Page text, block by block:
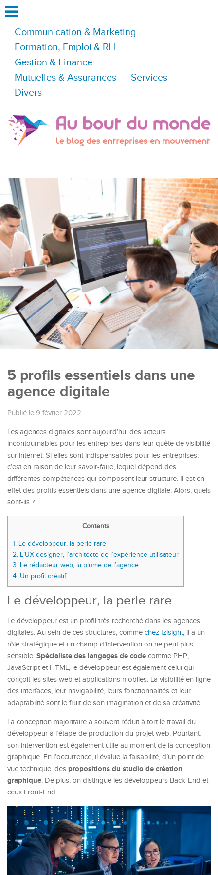
Communication & Marketing
Formation, Emploi & RH
Gestion & Finance
Mutuelles & Assurances
Services
Divers
5 profils essentiels dans une
agence digitale
Publié le 9 février 2022
Les agences digitales sont aujourd’hui des acteurs
incontournables pour les entreprises dans leur quête de visibilité
sur internet. Si elles sont indispensables pour les entreprises,
c’est en raison de leur savoir-faire, lequel dépend des
différentes compétences qui composent leur structure. Il est en
effet des profils essentiels dans une agence digitale. Alors, quels
sont-ils ?
Contents
1. Le développeur, la perle rare
2. L’UX designer, l’architecte de l’expérience utilisateur
3. Le rédacteur web, la plume de l’agence
4. Un profil créatif
Le développeur, la perle rare
Le développeur est un profil très recherché dans les agences
digitales. Au sein de ces structures, comme chez Izisight, il a un
rôle stratégique et un champ d’intervention on ne peut plus
sensible. Spécialiste des langages de code comme PHP,
JavaScript et HTML, le développeur est également celui qui
conçoit les sites web et applications mobiles. La visibilité en ligne
des interfaces, leur navigabilité, leurs fonctionnalités et leur
adaptabilité sont le fruit de son imagination et de sa créativité.
La conception majoritaire a souvent réduit à tort le travail du
développeur à l’étape de production du projet web. Pourtant,
son intervention est également utile au moment de la conception
graphique. En l’occurrence, il évalue la faisabilité, d’un point de
vue technique, des propositions du studio de création
graphique. De plus, on distingue les développeurs Back-End et
ceux Front-End.